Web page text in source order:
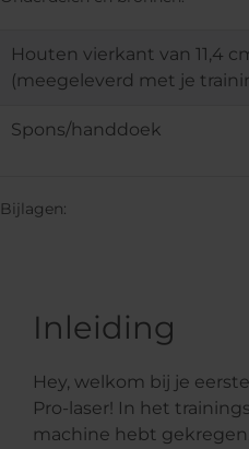
Inleiding
Hey, welkom bij je
Pro-laser! In het
machine hebt
Houten vierkant van 11,4
(meegeleverd met je
Spons/handdoek
Bijlagen: